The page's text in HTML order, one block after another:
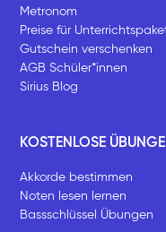
Metronom
Preise für
Gutschein verschenken
AGB Schüler*innen
Sirius Blog
KOSTENLOSE
Akkorde bestimmen
Noten lesen lernen
Bassschlüssel Übungen